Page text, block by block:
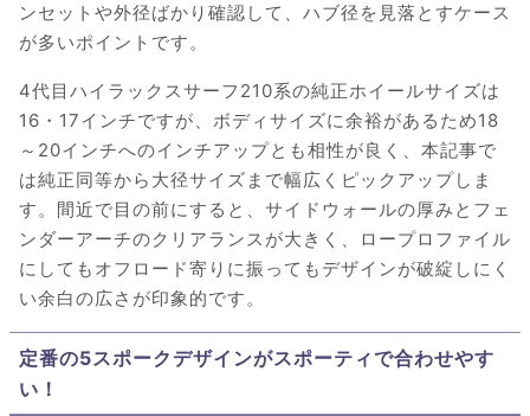
ンセットや外径ばかり確認して、ハブ径を見落とすケース
が多いポイントです。
4代目ハイラックスサーフ210系の純正ホイールサイズは
16・17インチですが、ボディサイズに余裕があるため18
～20インチへのインチアップとも相性が良く、本記事で
は純正同等から大径サイズまで幅広くピックアップしま
す。間近で目の前にすると、サイドウォールの厚みとフェ
ンダーアーチのクリアランスが大きく、ロープロファイル
にしてもオフロード寄りに振ってもデザインが破綻しにく
い余白の広さが印象的です。
定番の5スポークデザインがスポーティで合わせやす
い！